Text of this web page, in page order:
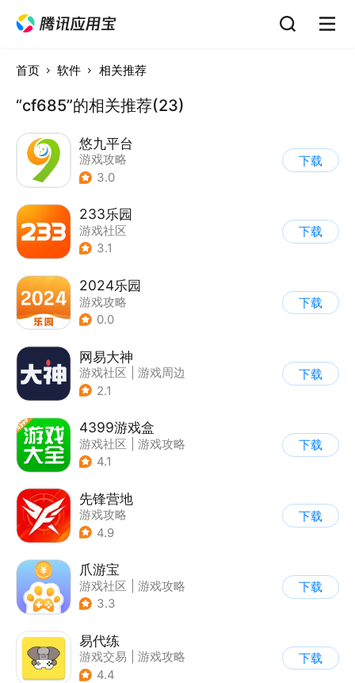
首页 软件 相关推荐
“cf685”的相关推荐(23)
悠九平台
游戏攻略
3.0
下载
233乐园
游戏社区
3.1
下载
2024乐园
游戏攻略
0.0
下载
网易大神
游戏社区
游戏周边
2.1
下载
4399游戏盒
游戏社区
游戏攻略
4.1
下载
先锋营地
游戏攻略
4.9
下载
爪游宝
游戏社区
游戏攻略
3.3
下载
易代练
游戏交易
游戏攻略
| 游戏社区
4.4
下载